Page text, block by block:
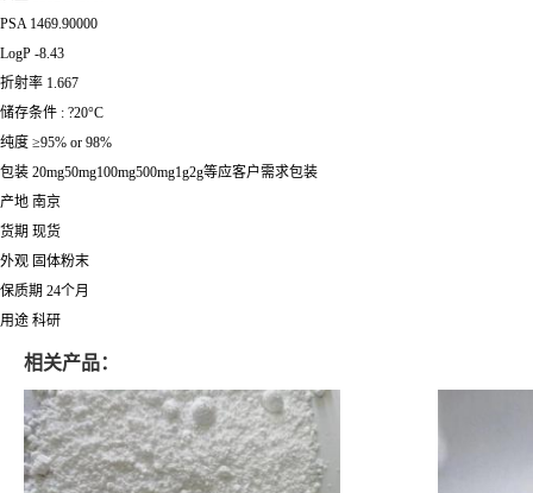
PSA 1469.90000
LogP -8.43
折射率 1.667
储存条件 : ?20°C
纯度 ≥95% or 98%
包装 20mg50mg100mg500mg1g2g等应客户需求包装
产地 南京
货期 现货
外观 固体粉末
保质期 24个月
用途 科研
相关产品：